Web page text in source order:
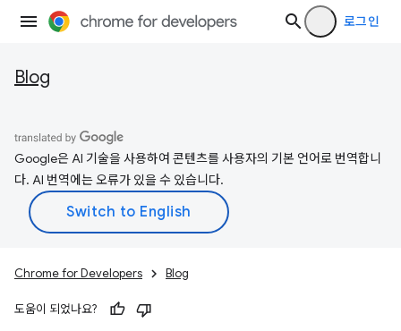
로그인
Blog
Google은 AI 기술을 사용하여 콘텐츠를 사용자의 기본 언어로 번역합니
다. AI 번역에는 오류가 있을 수 있습니다.
Chrome for Developers Blog
도움이 되었나요?